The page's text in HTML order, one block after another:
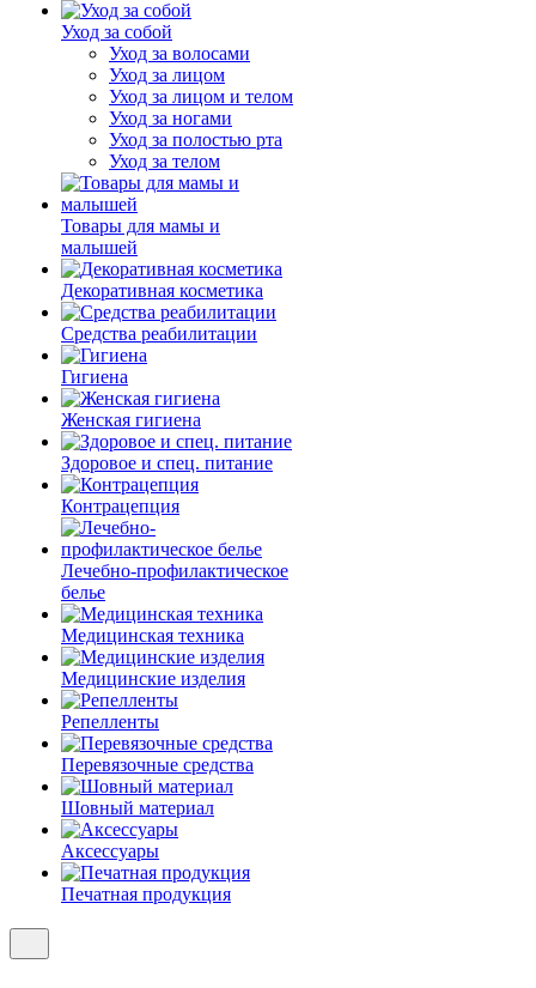
Уход за собой
Уход за волосами
Уход за лицом
Уход за лицом и телом
Уход за ногами
Уход за полостью рта
Уход за телом
Товары для мамы и
малышей
Декоративная косметика
Средства реабилитации
Гигиена
Женская гигиена
Здоровое и спец. питание
Контрацепция
Лечебно-профилактическое
белье
Медицинская техника
Медицинские изделия
Репелленты
Перевязочные средства
Шовный материал
Аксессуары
Печатная продукция